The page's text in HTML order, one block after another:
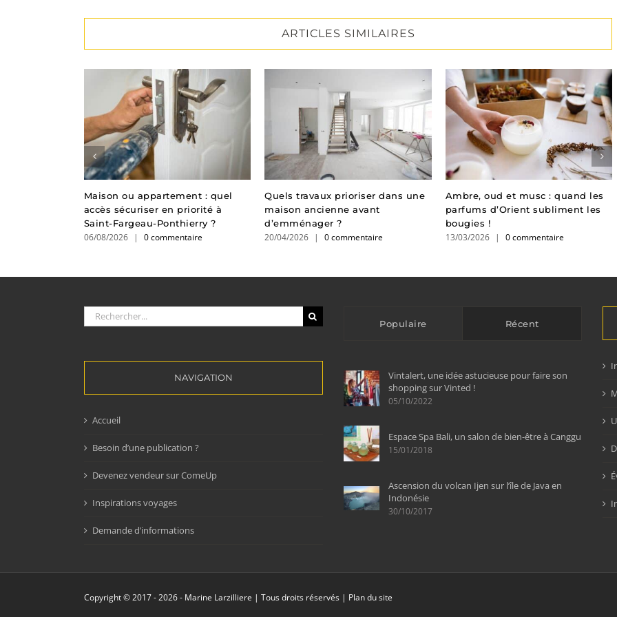
ARTICLES SIMILAIRES
Maison ou appartement : quel
accès sécuriser en priorité à
Saint-Fargeau-Ponthierry ?
06/08/2026 | 0 commentaire
Quels travaux prioriser dans une
maison ancienne avant
d’emménager ?
20/04/2026 | 0 commentaire
Ambre, oud et musc : quand les
parfums d’Orient subliment les
bougies !
13/03/2026 | 0 commentaire
Rechercher:
NAVIGATION
Accueil
Besoin d’une publication ?
Devenez vendeur sur ComeUp
Inspirations voyages
Demande d’informations
Populaire Récent
Vintalert, une idée astucieuse pour faire son
shopping sur Vinted !
05/10/2022
Espace Spa Bali, un salon de bien-être à Canggu
15/01/2018
Ascension du volcan Ijen sur l’île de Java en
Indonésie
30/10/2017
Copyright © 2017 -2026 - Marine Larzilliere | Tous droits réservés | Plan du site